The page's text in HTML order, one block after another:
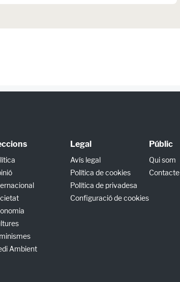
Ambient
Legal
Avís legal
Política de cookies
Política de privadesa
Configuració de cookies
Públic
Qui som
Contacte